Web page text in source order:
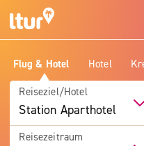
Flug & Hotel Hotel
Reiseziel/Hotel
Station Aparthotel
Reisezeitraum